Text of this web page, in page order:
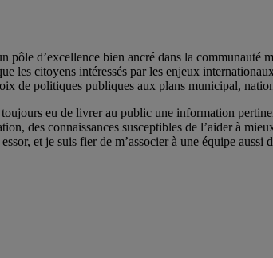
d’excellence bien ancré dans la
les citoyens intéressés par les enjeux
de politiques publiques aux plans municipal,
eu de livrer au public une information
des connaissances susceptibles de l’aider à
et je suis fier de m’associer à une équipe